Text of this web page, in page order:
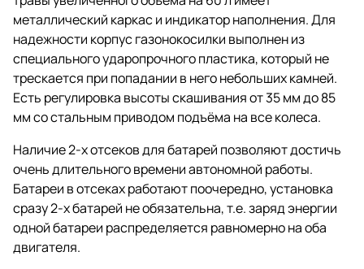
металлический каркас и индикатор наполнения. Для
надежности корпус газонокосилки выполнен из
специального ударопрочного пластика, который не
трескается при попадании в него небольших камней.
Есть регулировка высоты скашивания от 35 мм до 85
мм со стальным приводом подъёма на все колеса.
Наличие 2-х отсеков для батарей позволяют достичь
очень длительного времени автономной работы.
Батареи в отсеках работают поочередно, установка
сразу 2-х батарей не обязательна, т.е. заряд энергии
одной батареи распределяется равномерно на оба
двигателя.